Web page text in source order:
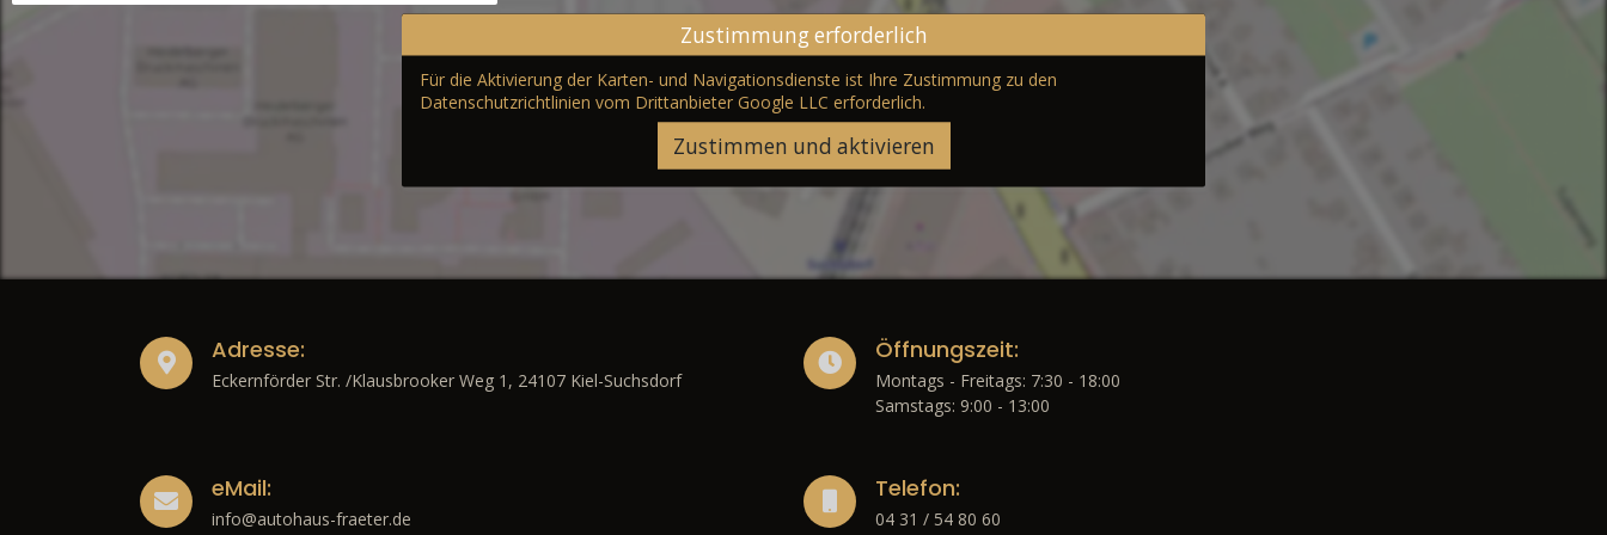
Zustimmung erforderlich
Für die Aktivierung der Karten- und Navigationsdienste ist Ihre Zustimmung zu den
Datenschutzrichtlinien vom Drittanbieter Google LLC erforderlich.
Zustimmen und aktivieren
Adresse:
Eckernförder Str. /Klausbrooker Weg 1, 24107 Kiel-Suchsdorf
Öffnungszeit:
Montags - Freitags: 7:30 - 18:00
Samstags: 9:00 - 13:00
eMail:
info@autohaus-fraeter.de
Telefon:
04 31 / 54 80 60